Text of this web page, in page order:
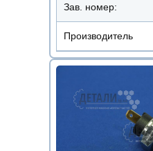
Зав. номер:
Производитель